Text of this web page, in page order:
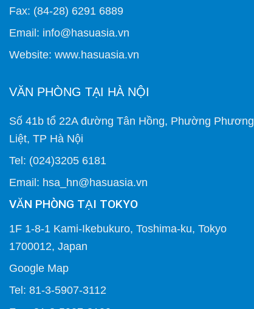
Fax: (84-28) 6291 6889
Email: info@hasuasia.vn
Website: www.hasuasia.vn
VĂN PHÒNG TẠI HÀ NỘI
Số 41b tổ 22A đường Tân Hồng, Phường Phương
Liệt, TP Hà Nội
Tel: (024)3205 6181
Email: hsa_hn@hasuasia.vn
VĂN PHÒNG TẠI TOKYO
1F 1-8-1 Kami-Ikebukuro, Toshima-ku, Tokyo
1700012, Japan
Google Map
Tel: 81-3-5907-3112